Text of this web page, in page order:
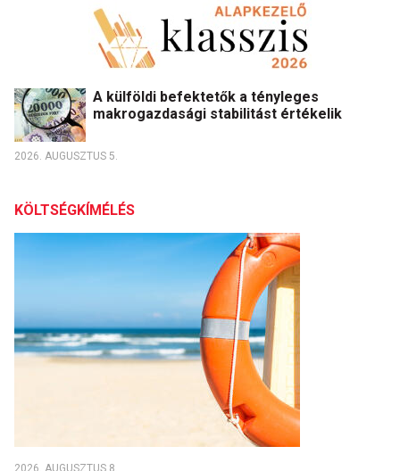
A külföldi befektetők a tényleges
makrogazdasági stabilitást értékelik
2026. AUGUSZTUS 5.
KÖLTSÉGKÍMÉLÉS